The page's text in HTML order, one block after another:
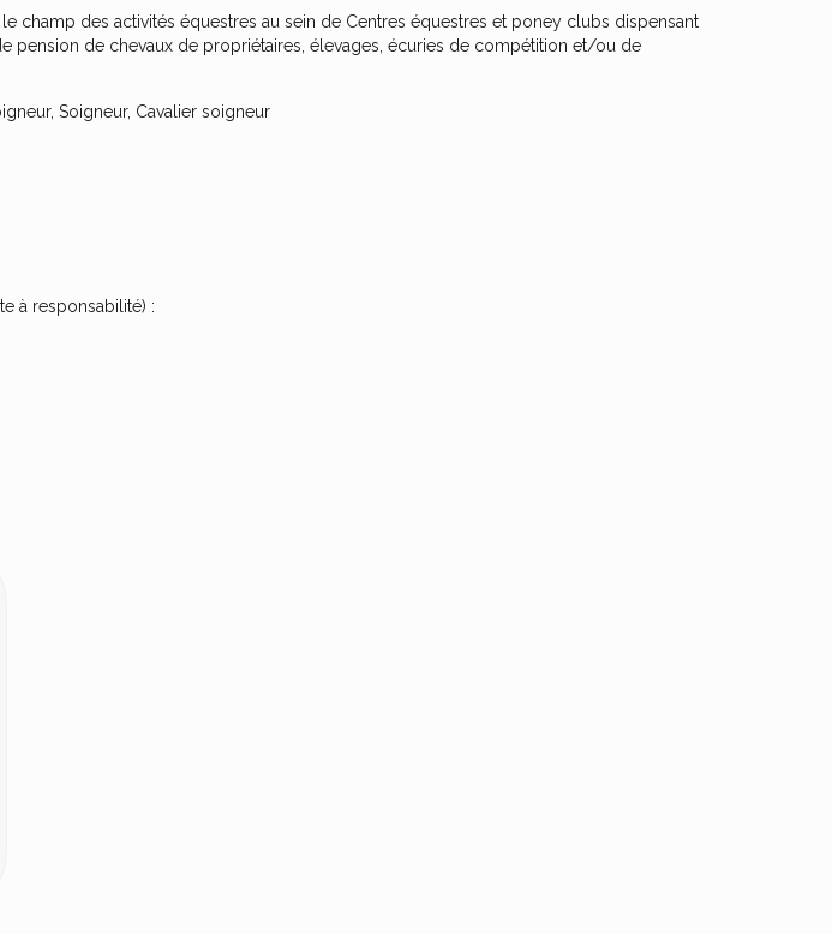
champ des activités équestres au sein de Centres équestres et poney clubs dispensant
pension de chevaux de propriétaires, élevages, écuries de compétition et/ou de
Soigneur, Cavalier soigneur
à responsabilité) :